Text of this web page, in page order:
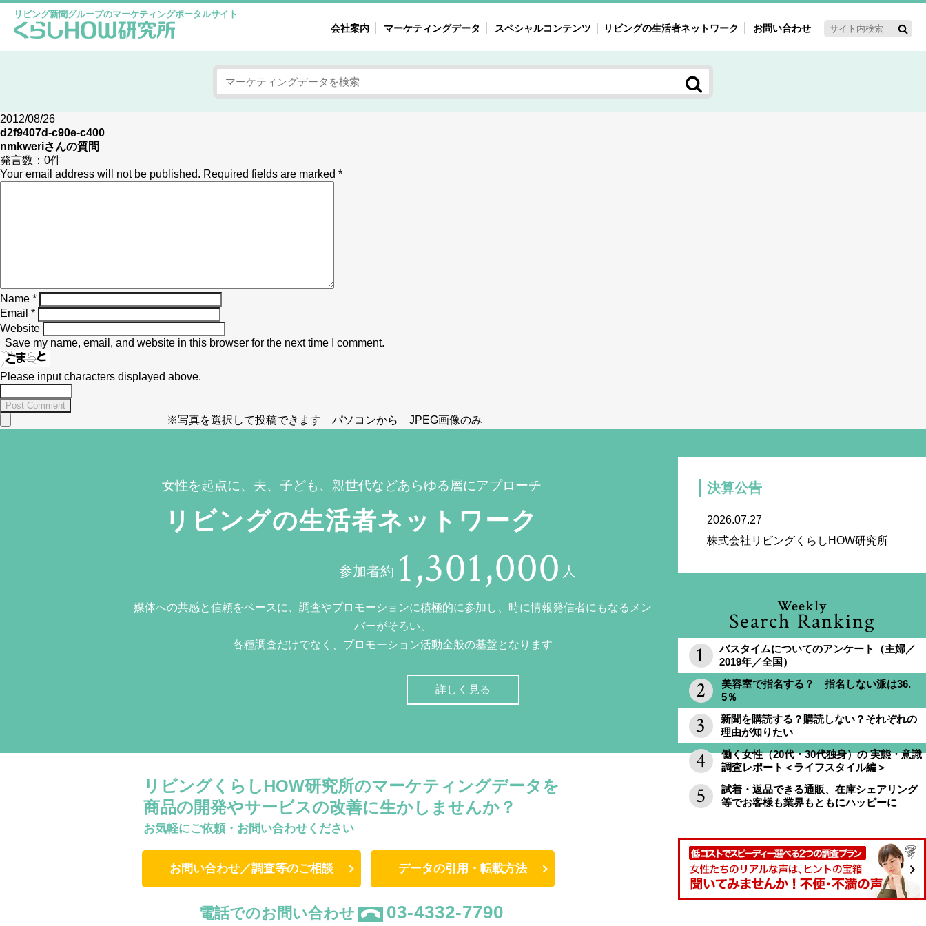
リビング新聞グループのマーケティングポータルサイト
会社案内 マーケティングデータ スペシャルコンテンツ
女性の気持ちと消費がリアルに見える
自主調査レポート
注目ターゲット・重点テーマ
40'ｓ～60'ｓマーケット研究室
リビングの生活者ネットワーク お問い合わせ
2012/08/26
d2f9407d-c90e-c400
nmkweriさんの質問
発言数： 0件
Your email address will not be published. Required fields are marked *
Name *
Email *
Website
Save my name, email, and website in this browser for the next time I comment.
Please input characters displayed above.
※写真を選択して投稿できます パソコンから JPEG画像のみ
決算公告
2026.07.27
株式会社リビングくらしHOW研究所
Weekly
Search Ranking
バスタイムについてのアンケート（主婦／
2019年／全国）
美容室で指名する？ 指名しない派は36.
5％
新聞を購読する？購読しない？それぞれの
理由が知りたい
働く女性（20代・30代独身）の 実態・意識
調査レポート＜ライフスタイル編＞
試着・返品できる通販、在庫シェアリング
等でお客様も業界もともにハッピーに
女性を起点に、夫、子ども、親世代などあらゆる層にアプローチ
リビングの生活者ネットワーク
参加者約 1,301,000 人
媒体への共感と信頼をベースに、調査やプロモーションに積極的に参加し、時に情報発信者にもなるメン
バーがそろい、
各種調査だけでなく、プロモーション活動全般の基盤となります
詳しく見る
リビングくらしHOW研究所のマーケティングデータを
商品の開発やサービスの改善に生かしませんか？
お気軽にご依頼・お問い合わせください
お問い合わせ／調査等のご相談 データの引用・転載方法
電話でのお問い合わせ 03-4332-7790